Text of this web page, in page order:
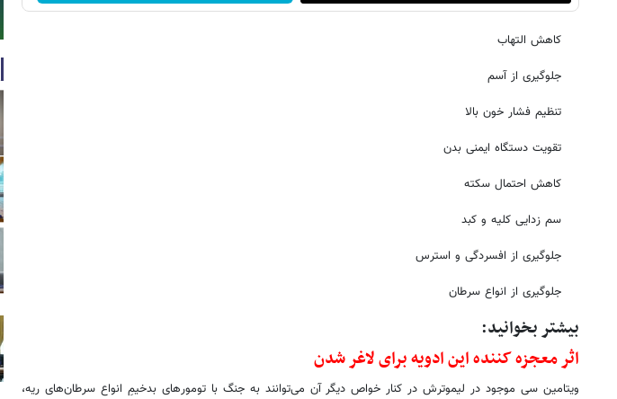
کاهش التهاب
جلوگیری از آسم
تنظیم فشار خون بالا
تقویت دستگاه ایمنی بدن
کاهش احتمال سکته
سم زدایی کلیه و کبد
جلوگیری از افسردگی و استرس
جلوگیری از انواع سرطان‌
بیشتر بخوانید:
اثر معجزه کننده این ادویه برای لاغر شدن
ویتامین سی موجود در لیموترش در کنار خواص دیگر آن می‌توانند به جنگ با تومورهای بدخیمِ انواع سرطان‌های ریه،